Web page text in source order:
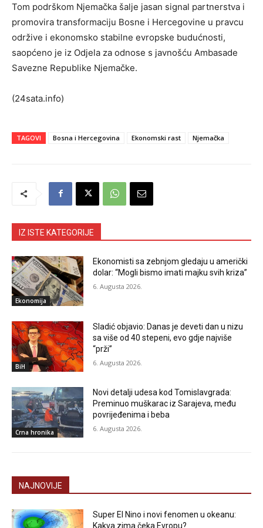
Tom podrškom Njemačka šalje jasan signal partnerstva i
promovira transformaciju Bosne i Hercegovine u pravcu
održive i ekonomsko stabilne evropske budućnosti,
saopćeno je iz Odjela za odnose s javnošću Ambasade
Savezne Republike Njemačke.
(24sata.info)
TAGOVI Bosna i Hercegovina Ekonomski rast Njemačka
IZ ISTE KATEGORIJE
Ekonomija
Ekonomisti sa zebnjom gledaju u američki
dolar: “Mogli bismo imati majku svih kriza”
6. Augusta 2026.
BiH
Sladić objavio: Danas je deveti dan u nizu
sa više od 40 stepeni, evo gdje najviše
“prži”
6. Augusta 2026.
Crna hronika
Novi detalji udesa kod Tomislavgrada:
Preminuo muškarac iz Sarajeva, među
povrijeđenima i beba
6. Augusta 2026.
NAJNOVIJE
Super El Nino i novi fenomen u okeanu:
Kakva zima čeka Evropu?